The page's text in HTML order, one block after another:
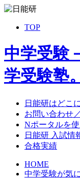
TOP
中学受験
学受験塾
日能研はどこ
お問い合わせ
Nポータルを使
日能研 入試情
合格実績
HOME
中学受験が気